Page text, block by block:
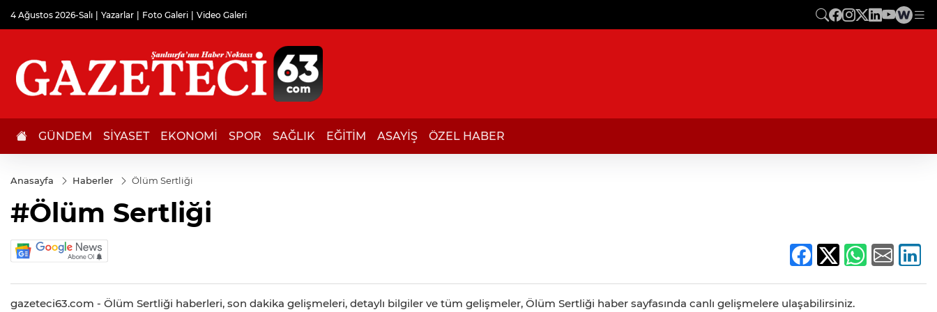
4 Ağustos 2026-Salı Yazarlar Foto Galeri Video Galeri
GÜNDEM SİYASET EKONOMİ SPOR SAĞLIK EĞİTİM ASAYİŞ ÖZEL HABER
Anasayfa Haberler Ölüm Sertliği
#Ölüm Sertliği
gazeteci63.com - Ölüm Sertliği haberleri, son dakika gelişmeleri, detaylı bilgiler ve tüm gelişmeler, Ölüm Sertliği haber sayfasında canlı gelişmelere ulaşabilirsiniz.